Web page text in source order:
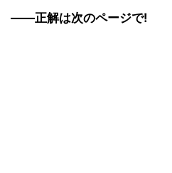
――正解は次のページで!